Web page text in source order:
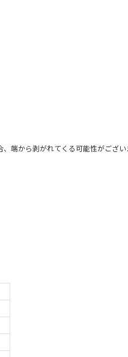
端から剥がれてくる可能性がござ